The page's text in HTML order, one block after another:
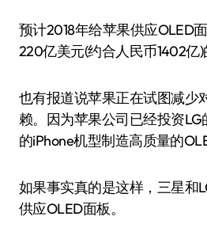
预计2018年给苹果供应OLED
220亿美元(约合人民币1402亿)
也有报道说苹果正在试图减少
赖。因为苹果公司已经投资
的iPhone机型制造高质量的
如果事实真的是这样，三星和
供应OLED面板。